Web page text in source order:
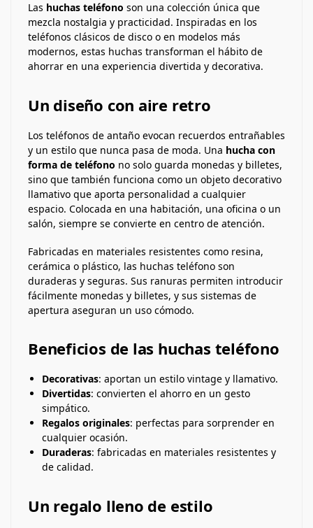
Las huchas teléfono son una colección única que
mezcla nostalgia y practicidad. Inspiradas en los
teléfonos clásicos de disco o en modelos más
modernos, estas huchas transforman el hábito de
ahorrar en una experiencia divertida y decorativa.
Un diseño con aire retro
Los teléfonos de antaño evocan recuerdos entrañables
y un estilo que nunca pasa de moda. Una hucha con
forma de teléfono no solo guarda monedas y billetes,
sino que también funciona como un objeto decorativo
llamativo que aporta personalidad a cualquier
espacio. Colocada en una habitación, una oficina o un
salón, siempre se convierte en centro de atención.
Fabricadas en materiales resistentes como resina,
cerámica o plástico, las huchas teléfono son
duraderas y seguras. Sus ranuras permiten introducir
fácilmente monedas y billetes, y sus sistemas de
apertura aseguran un uso cómodo.
Beneficios de las huchas teléfono
Decorativas: aportan un estilo vintage y llamativo.
Divertidas: convierten el ahorro en un gesto
simpático.
Regalos originales: perfectas para sorprender en
cualquier ocasión.
Duraderas: fabricadas en materiales resistentes y
de calidad.
Un regalo lleno de estilo